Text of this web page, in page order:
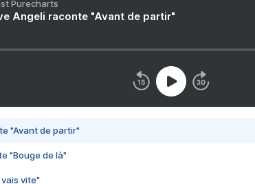
Purecharts
Angeli raconte "Avant de partir"
"Avant de partir"
"Bouge de là"
vais vite"